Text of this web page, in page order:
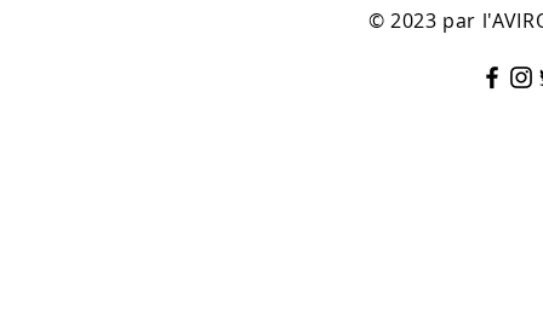
© 2023 par